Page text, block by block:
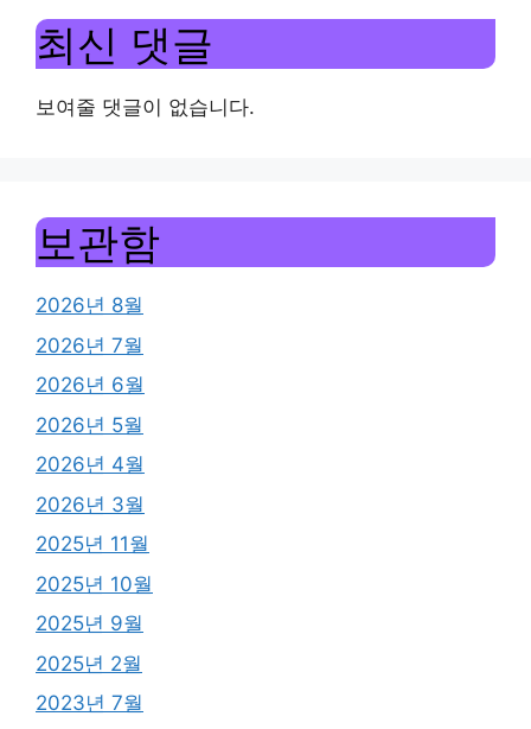
최신 댓글
보여줄 댓글이 없습니다.
보관함
2026년 8월
2026년 7월
2026년 6월
2026년 5월
2026년 4월
2026년 3월
2025년 11월
2025년 10월
2025년 9월
2025년 2월
2023년 7월